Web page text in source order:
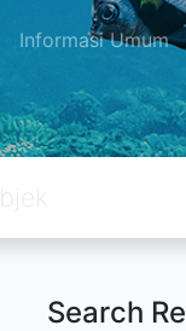
Informasi Umum
Search